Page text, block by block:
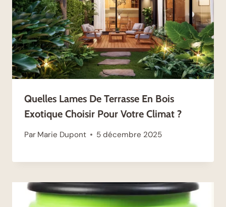
Quelles Lames De Terrasse En Bois
Exotique Choisir Pour Votre Climat ?
Par Marie Dupont 5 décembre 2025